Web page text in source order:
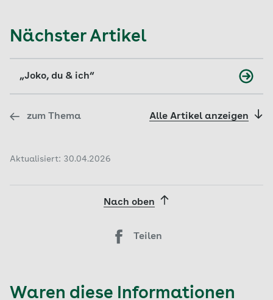
Nächster Artikel
„Joko, du & ich“
zum Thema Alle Artikel anzeigen
Aktualisiert: 30.04.2026
Nach oben
Teilen
Waren diese Informationen